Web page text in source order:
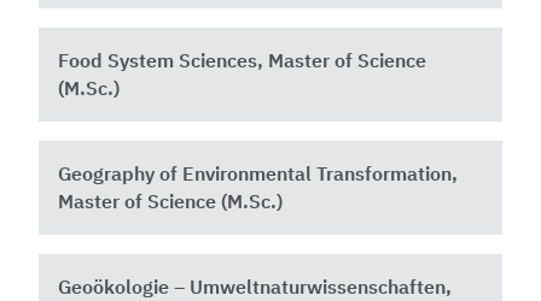
Food System Sciences, Master of Science
(M.Sc.)
Geography of Environmental Transformation,
Master of Science (M.Sc.)
Geoökologie – Umweltnaturwissenschaften,